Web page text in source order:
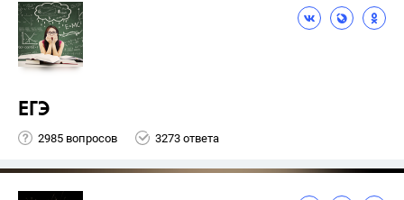
ЕГЭ
2985 вопросов 3273 ответа